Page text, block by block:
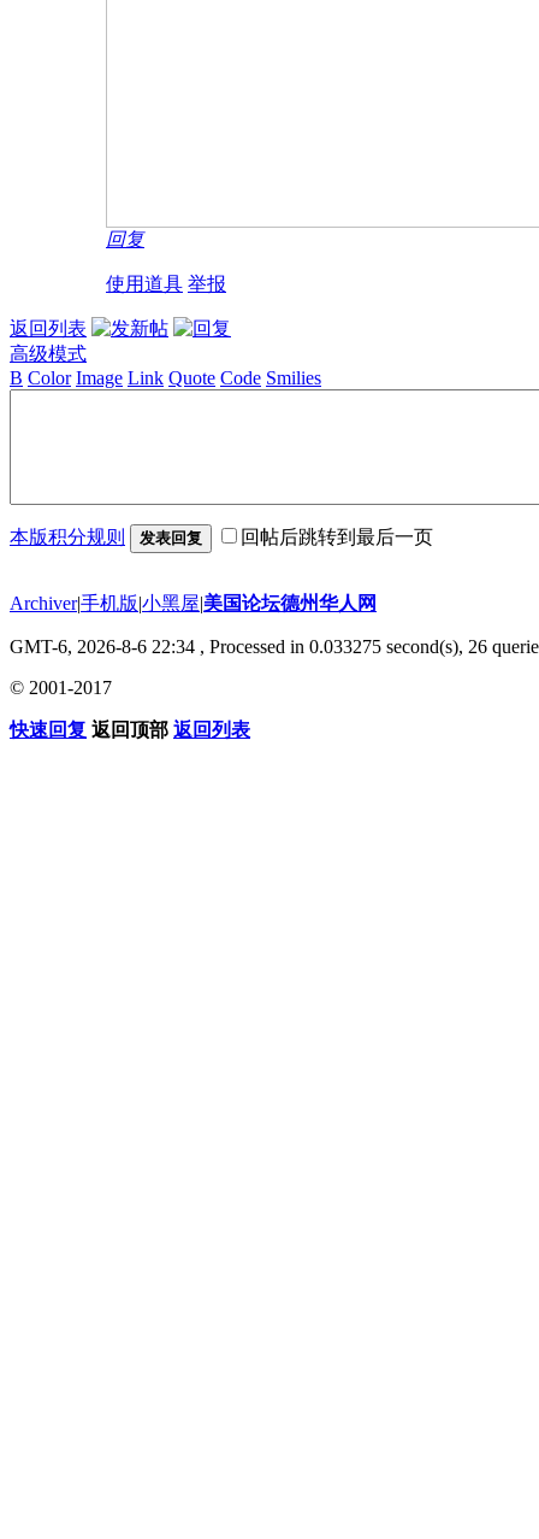
回复
使用道具 举报
返回列表
高级模式
B Color Image Link Quote Code Smilies
本版积分规则 发表回复 回帖后跳转到最后一页
Archiver|手机版|小黑屋|美国论坛德州华人网
GMT-6, 2026-8-6 22:34 , Processed in 0.033275 second(s), 26
© 2001-2017
快速回复 返回顶部 返回列表